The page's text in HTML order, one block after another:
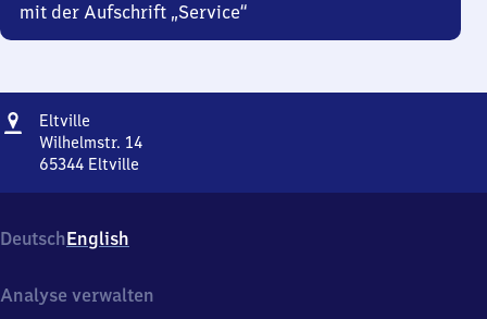
mit der Aufschrift „Service“
Adresse
Eltville
Wilhelmstr. 14
65344 Eltville
14,
6
3
DeutschEnglish
Analyse verwalten